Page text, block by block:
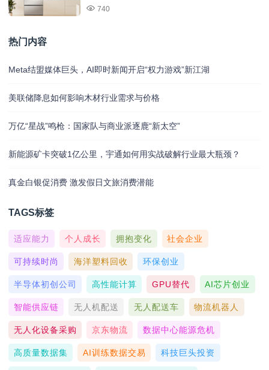
740
热门内容
Meta结盟媒体巨头，AI即时新闻开启“权力游戏”新江湖
美联储降息如何影响木材行业需求与价格
万亿“星战”鸣枪：国家队与商业派逐鹿“新太空”
新能源矿卡突破1亿公里，宇通如何用实战破解行业最大瓶颈？
真金白银促消费 激发假日文旅消费潜能
TAGS标签
适应能力 个人成长 拥抱变化 社会企业
可持续时尚 海洋塑料回收 环保创业
半导体初创公司 高性能计算 GPU替代 AI芯片创业
智能供应链 无人机配送 无人配送车 物流机器人
无人化设备采购 京东物流 数据中心能源危机
高质量数据集 AI训练数据交易 科技巨头投资